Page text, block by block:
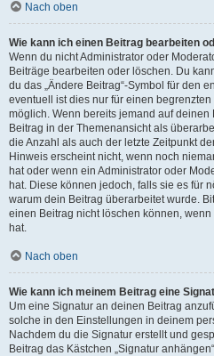
Nach oben
Wie kann ich einen Beitrag bearbeiten
Wenn du nicht Administrator oder
Beiträge bearbeiten oder löschen. Du
du das „Ändere Beitrag“-Symbol für den
eventuell ist dies nur für einen
möglich. Wenn bereits jemand auf
Beitrag in der Themenansicht als
die Anzahl als auch der letzte Zeitpunkt
Hinweis erscheint nicht, wenn noch
hat oder wenn ein Administrator oder
hat. Diese können jedoch, falls sie es für
warum dein Beitrag überarbeitet wurde.
einen Beitrag nicht löschen können,
hat.
Nach oben
Wie kann ich meinem Beitrag eine
Um eine Signatur an deinen Beitrag
solche in den Einstellungen in deinem
Nachdem du die Signatur erstellt und
Beitrag das Kästchen „Signatur